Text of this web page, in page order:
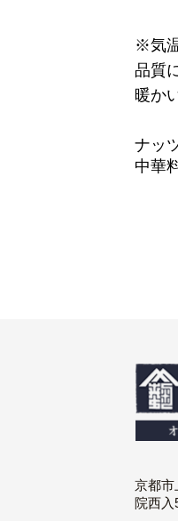
※気
品質
暖か
ナッ
中華
京都市
院西入